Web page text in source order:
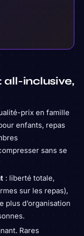
all-inclusive,
prix en famille
enfants, repas
sans se
: liberté totale,
sur les repas),
plus d’organisation
Rares